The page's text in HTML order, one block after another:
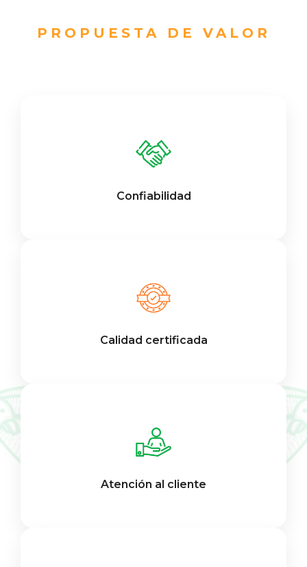
PROPUESTA DE VALOR
Confiabilidad
Calidad certificada
Atención al cliente